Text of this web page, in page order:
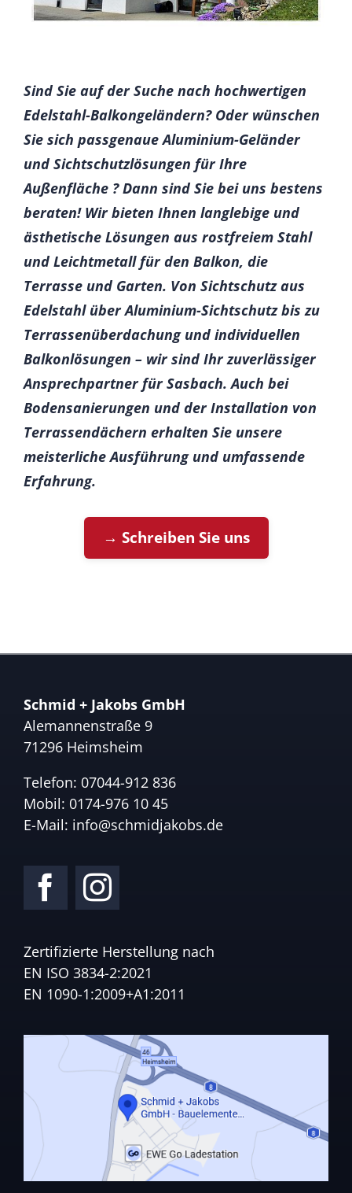
Sind Sie auf der Suche nach hochwertigen
Edelstahl-Balkongeländern? Oder wünschen
Sie sich passgenaue Aluminium-Geländer
und Sichtschutzlösungen für Ihre
Außenfläche ? Dann sind Sie bei uns bestens
beraten! Wir bieten Ihnen langlebige und
ästhetische Lösungen aus rostfreiem Stahl
und Leichtmetall für den Balkon, die
Terrasse und Garten. Von Sichtschutz aus
Edelstahl über Aluminium-Sichtschutz bis zu
Terrassenüberdachung und individuellen
Balkonlösungen – wir sind Ihr zuverlässiger
Ansprechpartner für Sasbach. Auch bei
Bodensanierungen und der Installation von
Terrassendächern erhalten Sie unsere
meisterliche Ausführung und umfassende
Erfahrung.
→ Schreiben Sie uns
Schmid + Jakobs GmbH
Alemannenstraße 9
71296 Heimsheim
Telefon: 07044-912 836
Mobil: 0174-976 10 45
E-Mail: info@schmidjakobs.de
Zertifizierte Herstellung nach
EN ISO 3834-2:2021
EN 1090-1:2009+A1:2011